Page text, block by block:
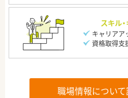
スキル
キャリアア
資格取得支
職場情報について